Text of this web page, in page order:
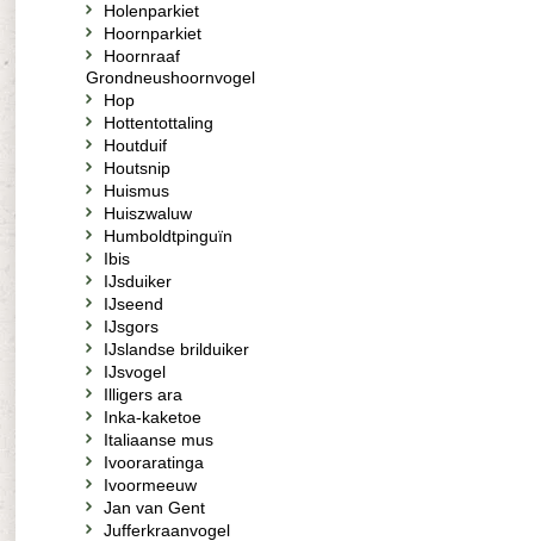
Holenparkiet
Hoornparkiet
Hoornraaf
Grondneushoornvogel
Hop
Hottentottaling
Houtduif
Houtsnip
Huismus
Huiszwaluw
Humboldtpinguïn
Ibis
IJsduiker
IJseend
IJsgors
IJslandse brilduiker
IJsvogel
Illigers ara
Inka-kaketoe
Italiaanse mus
Ivooraratinga
Ivoormeeuw
Jan van Gent
Jufferkraanvogel